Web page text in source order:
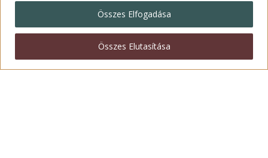
Összes Elutasítása
Összes Elfogadása
Adatkezelési szabályzat
Adatkezelési tájékoztató